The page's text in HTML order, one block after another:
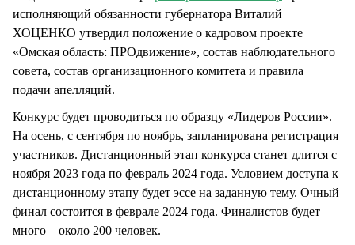
исполняющий обязанности губернатора Виталий
ХОЦЕНКО утвердил положение о кадровом проекте
«Омская область: ПРОдвижение», состав наблюдательного
совета, состав организационного комитета и правила
подачи апелляций.
Конкурс будет проводиться по образцу «Лидеров России».
На осень, с сентября по ноябрь, запланирована регистрация
участников. Дистанционный этап конкурса станет длится с
ноября 2023 года по февраль 2024 года. Условием доступа к
дистанционному этапу будет эссе на заданную тему. Очный
финал состоится в феврале 2024 года. Финалистов будет
много – около 200 человек.